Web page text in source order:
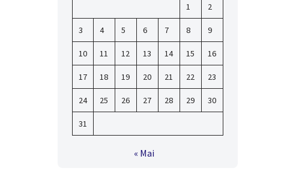
1 2
3 4 5 6 7 8 9
10 11 12 13 14 15 16
17 18 19 20 21 22 23
24 25 26 27 28 29 30
31
« Mai